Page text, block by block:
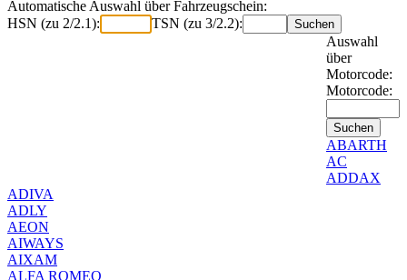
Automatische Auswahl über Fahrzeugschein:
HSN (zu 2/2.1):
TSN (zu 3/2.2):
Auswahl
über
Motorcode:
Motorcode:
ABARTH
AC
ADDAX
ADIVA
ADLY
AEON
AIWAYS
AIXAM
ALFA ROMEO